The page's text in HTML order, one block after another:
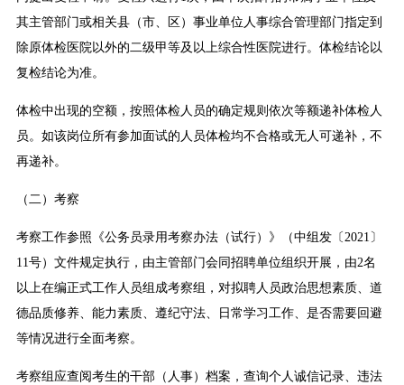
其主管部门或相关县（市、区）事业单位人事综合管理部门指定到
除原体检医院以外的二级甲等及以上综合性医院进行。体检结论以
复检结论为准。
体检中出现的空额，按照体检人员的确定规则依次等额递补体检人
员。如该岗位所有参加面试的人员体检均不合格或无人可递补，不
再递补。
（二）考察
考察工作参照《公务员录用考察办法（试行）》（中组发〔2021〕
11号）文件规定执行，由主管部门会同招聘单位组织开展，由2名
以上在编正式工作人员组成考察组，对拟聘人员政治思想素质、道
德品质修养、能力素质、遵纪守法、日常学习工作、是否需要回避
等情况进行全面考察。
考察组应查阅考生的干部（人事）档案，查询个人诚信记录、违法